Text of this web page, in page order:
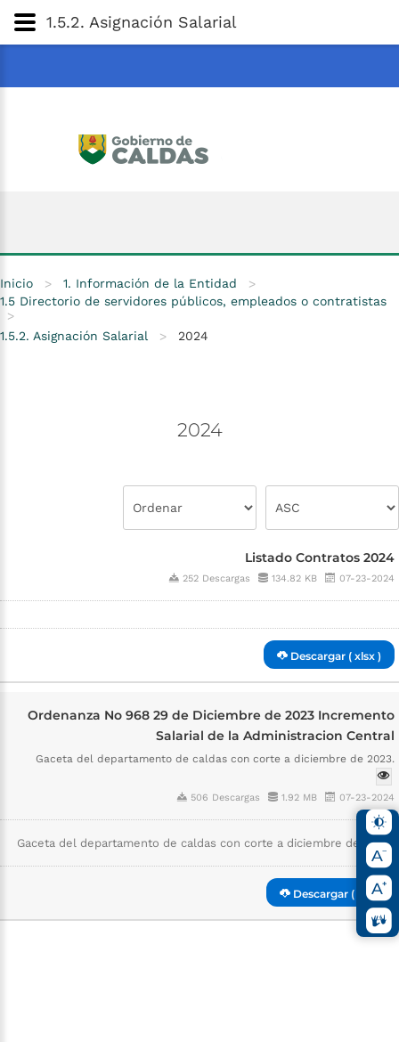
Gobernación de
1.5.2. Asignación Salarial
Inicio > 1. Información de la Entidad
>
1.5 Directorio de servidores públicos, empleados o contratistas
>
1.5.2. Asignación Salarial
> 2024
2024
Listado Contratos 2024
252 Descargas 134.82 KB 07-23-2024
Descargar ( xlsx )
Ordenanza No 968 29 de Diciembre de 2023 Incremento
Salarial de la Administracion Central
Gaceta del departamento de caldas con corte a diciembre de 2023.
506 Descargas 1.92 MB 07-23-2024
Gaceta del departamento de caldas con corte a diciembre de 2023.
Descargar ( pdf )